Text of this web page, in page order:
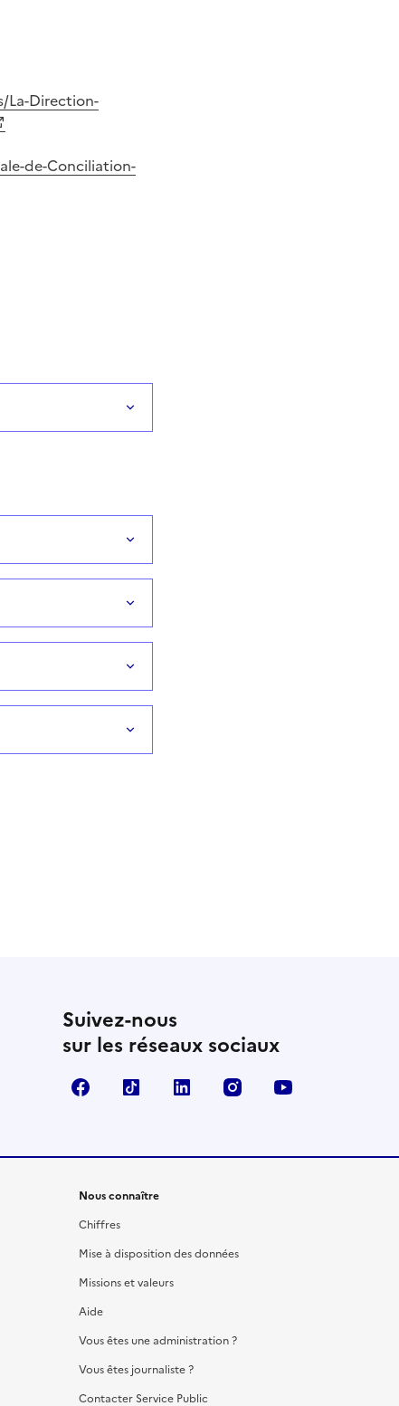
La-Direction-
de-Conciliation-
Suivez-nous
sur les réseaux sociaux
FacebookTikTok LinkedIn Instagram
Nous connaître
Chiffres
Mise à disposition des données
Missions et valeurs
Aide
Vous êtes une administration ?
Vous êtes journaliste ?
Contacter Service Public